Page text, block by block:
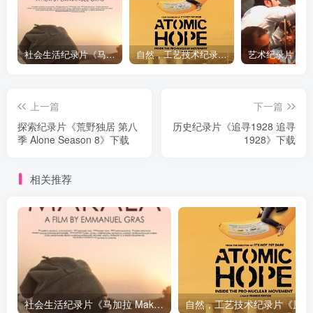
社会生活纪录片《马加拉 Makala》下载 自然，工艺技术纪录片《原子能的希望 Atomic Hope – Inside the Pro-Nuclear Movement》下载
上一篇
探索纪录片《荒野独居 第八
季 Alone Season 8》下载
下一篇
历史纪录片《追寻1928 追寻
1928》下载
相关推荐
社会生活纪录片《马加拉 Makala》下载